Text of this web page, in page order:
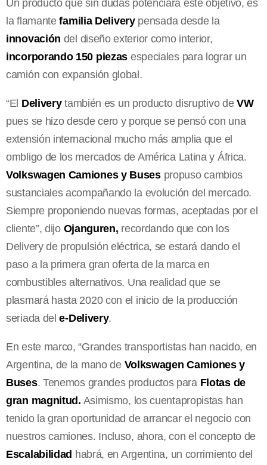
Un producto que sin dudas potenciará este objetivo, es
la flamantefamilia Deliverypensada desde la
innovación del diseño exterior como interior,
incorporando 150 piezas especiales para lograr un
camión con expansión global.
“El Deliverytambién es un producto disruptivo deVW
pues se hizo desde cero y porque se pensó con una
extensión internacional mucho más amplia que el
ombligo de los mercados de América Latina y África.
Volkswagen Camiones y Busespropuso cambios
sustanciales acompañando la evolución del mercado.
Siempre proponiendo nuevas formas, aceptadas por el
cliente”, dijo Ojanguren, recordando que con los
Delivery de propulsión eléctrica, se estará dando el
paso a la primera gran oferta de la marca en
combustibles alternativos. Una realidad que se
plasmará hasta 2020 con el inicio de la producción
seriada dele-Delivery.
En este marco, “Grandes transportistas han nacido, en
Argentina, de la mano de Volkswagen Camiones y
Buses. Tenemos grandes productos para Flotas de
gran magnitud. Asimismo, los cuentapropistas han
tenido la gran oportunidad de arrancar el negocio con
nuestros camiones. Incluso, ahora, con el concepto de
Escalabilidad habrá, en Argentina, un corrimiento del